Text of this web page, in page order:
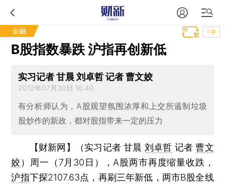
金融 T中
B股指数暴跌 沪指再创新低
实习记者 甘晨 刘卓哲 记者 曹文姣
2012年07月30日 16:40
有分析师认为，A股观望氛围浓厚和上交所遏制垃圾
股炒作的新政，都对股指带来一定的压力
【财新网】（实习记者 甘晨 刘卓哲 记者曹文
姣） 周一（7月30日），A股两市再度缩量收跌，
沪指下探2107.63点，再刷三年新低，两市B股全线